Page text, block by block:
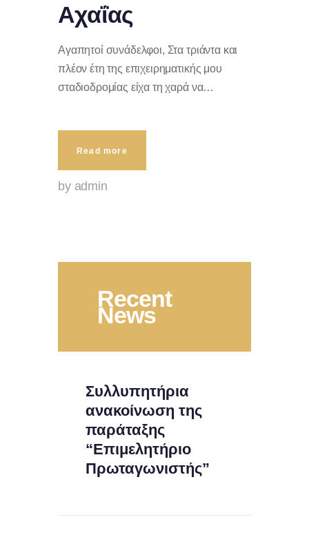
Αχαΐας
Αγαπητοί συνάδελφοι, Στα τριάντα και
πλέον έτη της επιχειρηματικής μου
σταδιοδρομίας είχα τη χαρά να…
Read more
by admin
Recent
News
Συλλυπητήρια
ανακοίνωση της
παράταξης
“Επιμελητήριο
Πρωταγωνιστής”